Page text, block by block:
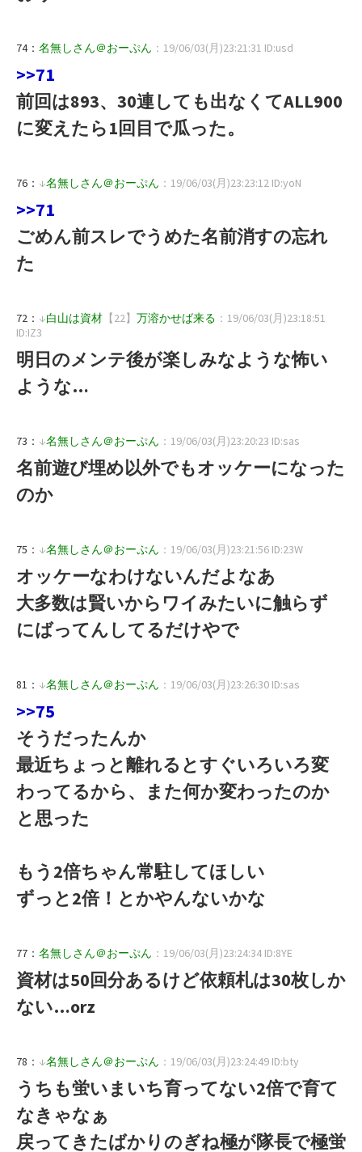
74： 名無しさん＠おーぷん ：19/06/03(月)23:21:31 ID:usd
>>71
前回は893、30連しても出なくてALL900
に変えたら1回目で瓜った。
76： ↓名無しさん＠おーぷん ：19/06/03(月)23:23:12 ID:yoN
>>71
ごめん前スレでうめた名前消すの忘れ
た
72： ↓白山は資材 【22】 万溶かせば来る ：19/06/03(月)23:18:51
ID:IZ3
明日のメンテ後が楽しみなような怖い
ような…
73： ↓名無しさん＠おーぷん ：19/06/03(月)23:20:23 ID:sas
名前遊び埋め以外でもオッケーになった
のか
75： ↓名無しさん＠おーぷん ：19/06/03(月)23:21:56 ID:23W
オッケーなわけないんだよなあ
大多数は賢いからワイみたいに触らず
にばってんしてるだけやで
81： ↓名無しさん＠おーぷん ：19/06/03(月)23:26:30 ID:sas
>>75
そうだったんか
最近ちょっと離れるとすぐいろいろ変
わってるから、また何か変わったのか
と思った
もう2倍ちゃん常駐してほしい
ずっと2倍！とかやんないかな
77： 名無しさん＠おーぷん ：19/06/03(月)23:24:34 ID:8YE
資材は50回分あるけど依頼札は30枚しか
ない…orz
78： ↓名無しさん＠おーぷん ：19/06/03(月)23:24:49 ID:bty
うちも蛍いまいち育ってない2倍で育て
なきゃなぁ
戻ってきたばかりのぎね極が隊長で極蛍